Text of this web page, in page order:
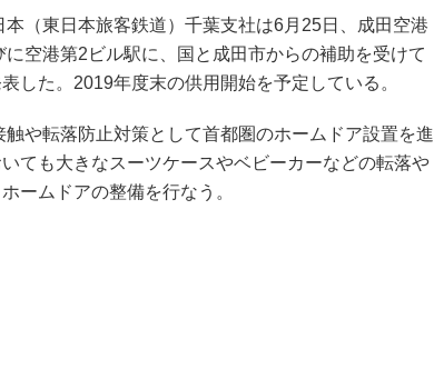
（東日本旅客鉄道）千葉支社は6月25日、成田空港
空港第2ビル駅に、国と成田市からの補助を受けて
した。2019年度末の供用開始を予定している。
や転落防止対策として首都圏のホームドア設置を進
ても大きなスーツケースやベビーカーなどの転落や
ームドアの整備を行なう。